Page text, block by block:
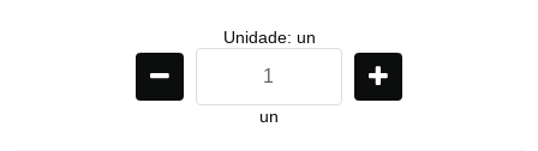
Unidade: un
un